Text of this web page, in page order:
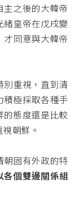
之後的大韓帝
皇帝在戊戌變
同意與大韓帝
別重視，直到清
積極採取各種手
態度還是比較
朝鮮。
固有外政的特
個雙邊關係組